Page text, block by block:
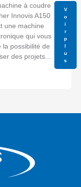
à coudre
Innovis A150
une machine
qui vous
la possibilité de
des projets...
V
o
i
r
p
l
u
s